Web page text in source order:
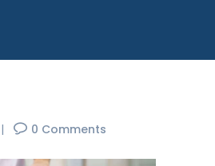
0 Comments